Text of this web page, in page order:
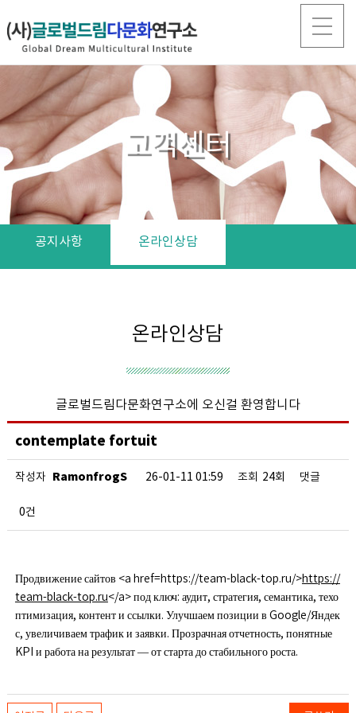
고객센터
공지사항 온라인상담
온라인상담
글로벌드림다문화연구소에 오신걸 환영합니다
contemplate fortuit
작성자 RamonfrogS 26-01-11 01:59 조회 24회 댓글
0건
Продвижение сайтов <a href=https://team-black-top.ru/>https://
team-black-top.ru</a> под ключ: аудит, стратегия, семантика, техо
птимизация, контент и ссылки. Улучшаем позиции в Google/Яндек
с, увеличиваем трафик и заявки. Прозрачная отчетность, понятные
KPI и работа на результат — от старта до стабильного роста.